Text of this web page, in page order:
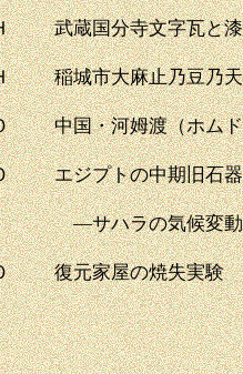
武蔵国分寺文字瓦と
稲城市大麻止乃豆乃
中国・河姆渡（ホム
エジプトの中期旧石
―サハラの気候変
復元家屋の焼失実験